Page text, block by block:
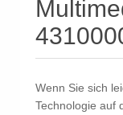
Wenn Sie sich
Technologie auf